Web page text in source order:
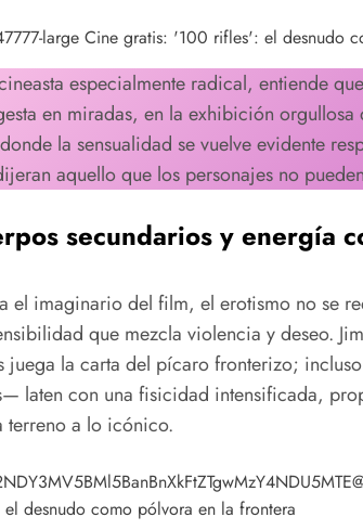
especialmente radical, entiende
en miradas, en la exhibición
la sensualidad se vuelve evidente
aquello que los personajes no
secundarios y energía
el imaginario del film, el erotismo no se
que mezcla violencia y deseo.
juega la carta del pícaro fronterizo;
laten con una fisicidad intensificada,
terreno a lo icónico.